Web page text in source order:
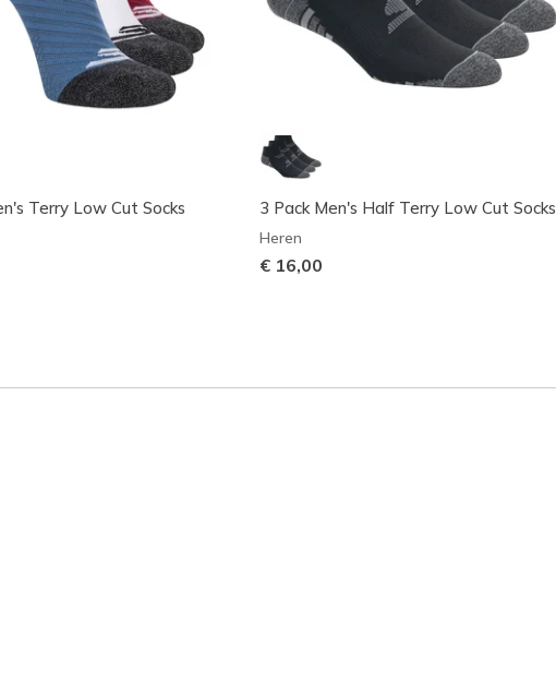
Terry Low Cut Socks 3 Pack Men's Half Terry Low Cut Socks
Heren
€ 16,00